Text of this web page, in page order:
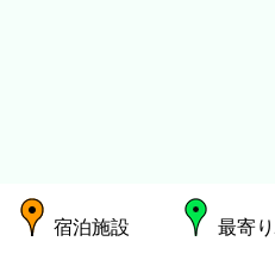
宿泊施設 最寄